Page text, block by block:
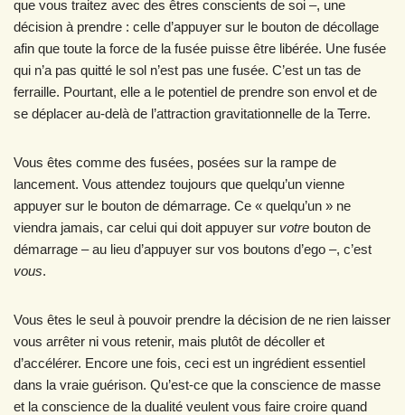
que vous traitez avec des êtres conscients de soi –, une
décision à prendre : celle d’appuyer sur le bouton de décollage
afin que toute la force de la fusée puisse être libérée. Une fusée
qui n’a pas quitté le sol n’est pas une fusée. C’est un tas de
ferraille. Pourtant, elle a le potentiel de prendre son envol et de
se déplacer au-delà de l’attraction gravitationnelle de la Terre.
Vous êtes comme des fusées, posées sur la rampe de
lancement. Vous attendez toujours que quelqu’un vienne
appuyer sur le bouton de démarrage. Ce « quelqu’un » ne
viendra jamais, car celui qui doit appuyer sur votre bouton de
démarrage – au lieu d’appuyer sur vos boutons d’ego –, c’est
vous.
Vous êtes le seul à pouvoir prendre la décision de ne rien laisser
vous arrêter ni vous retenir, mais plutôt de décoller et
d’accélérer. Encore une fois, ceci est un ingrédient essentiel
dans la vraie guérison. Qu’est-ce que la conscience de masse
et la conscience de la dualité veulent vous faire croire quand